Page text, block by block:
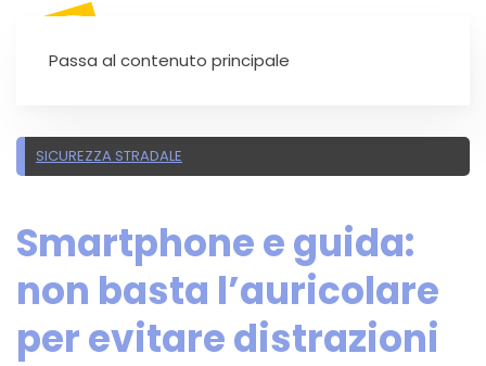
Passa al contenuto principale
SICUREZZA STRADALE
Smartphone e guida:
non basta l’auricolare
per evitare distrazioni